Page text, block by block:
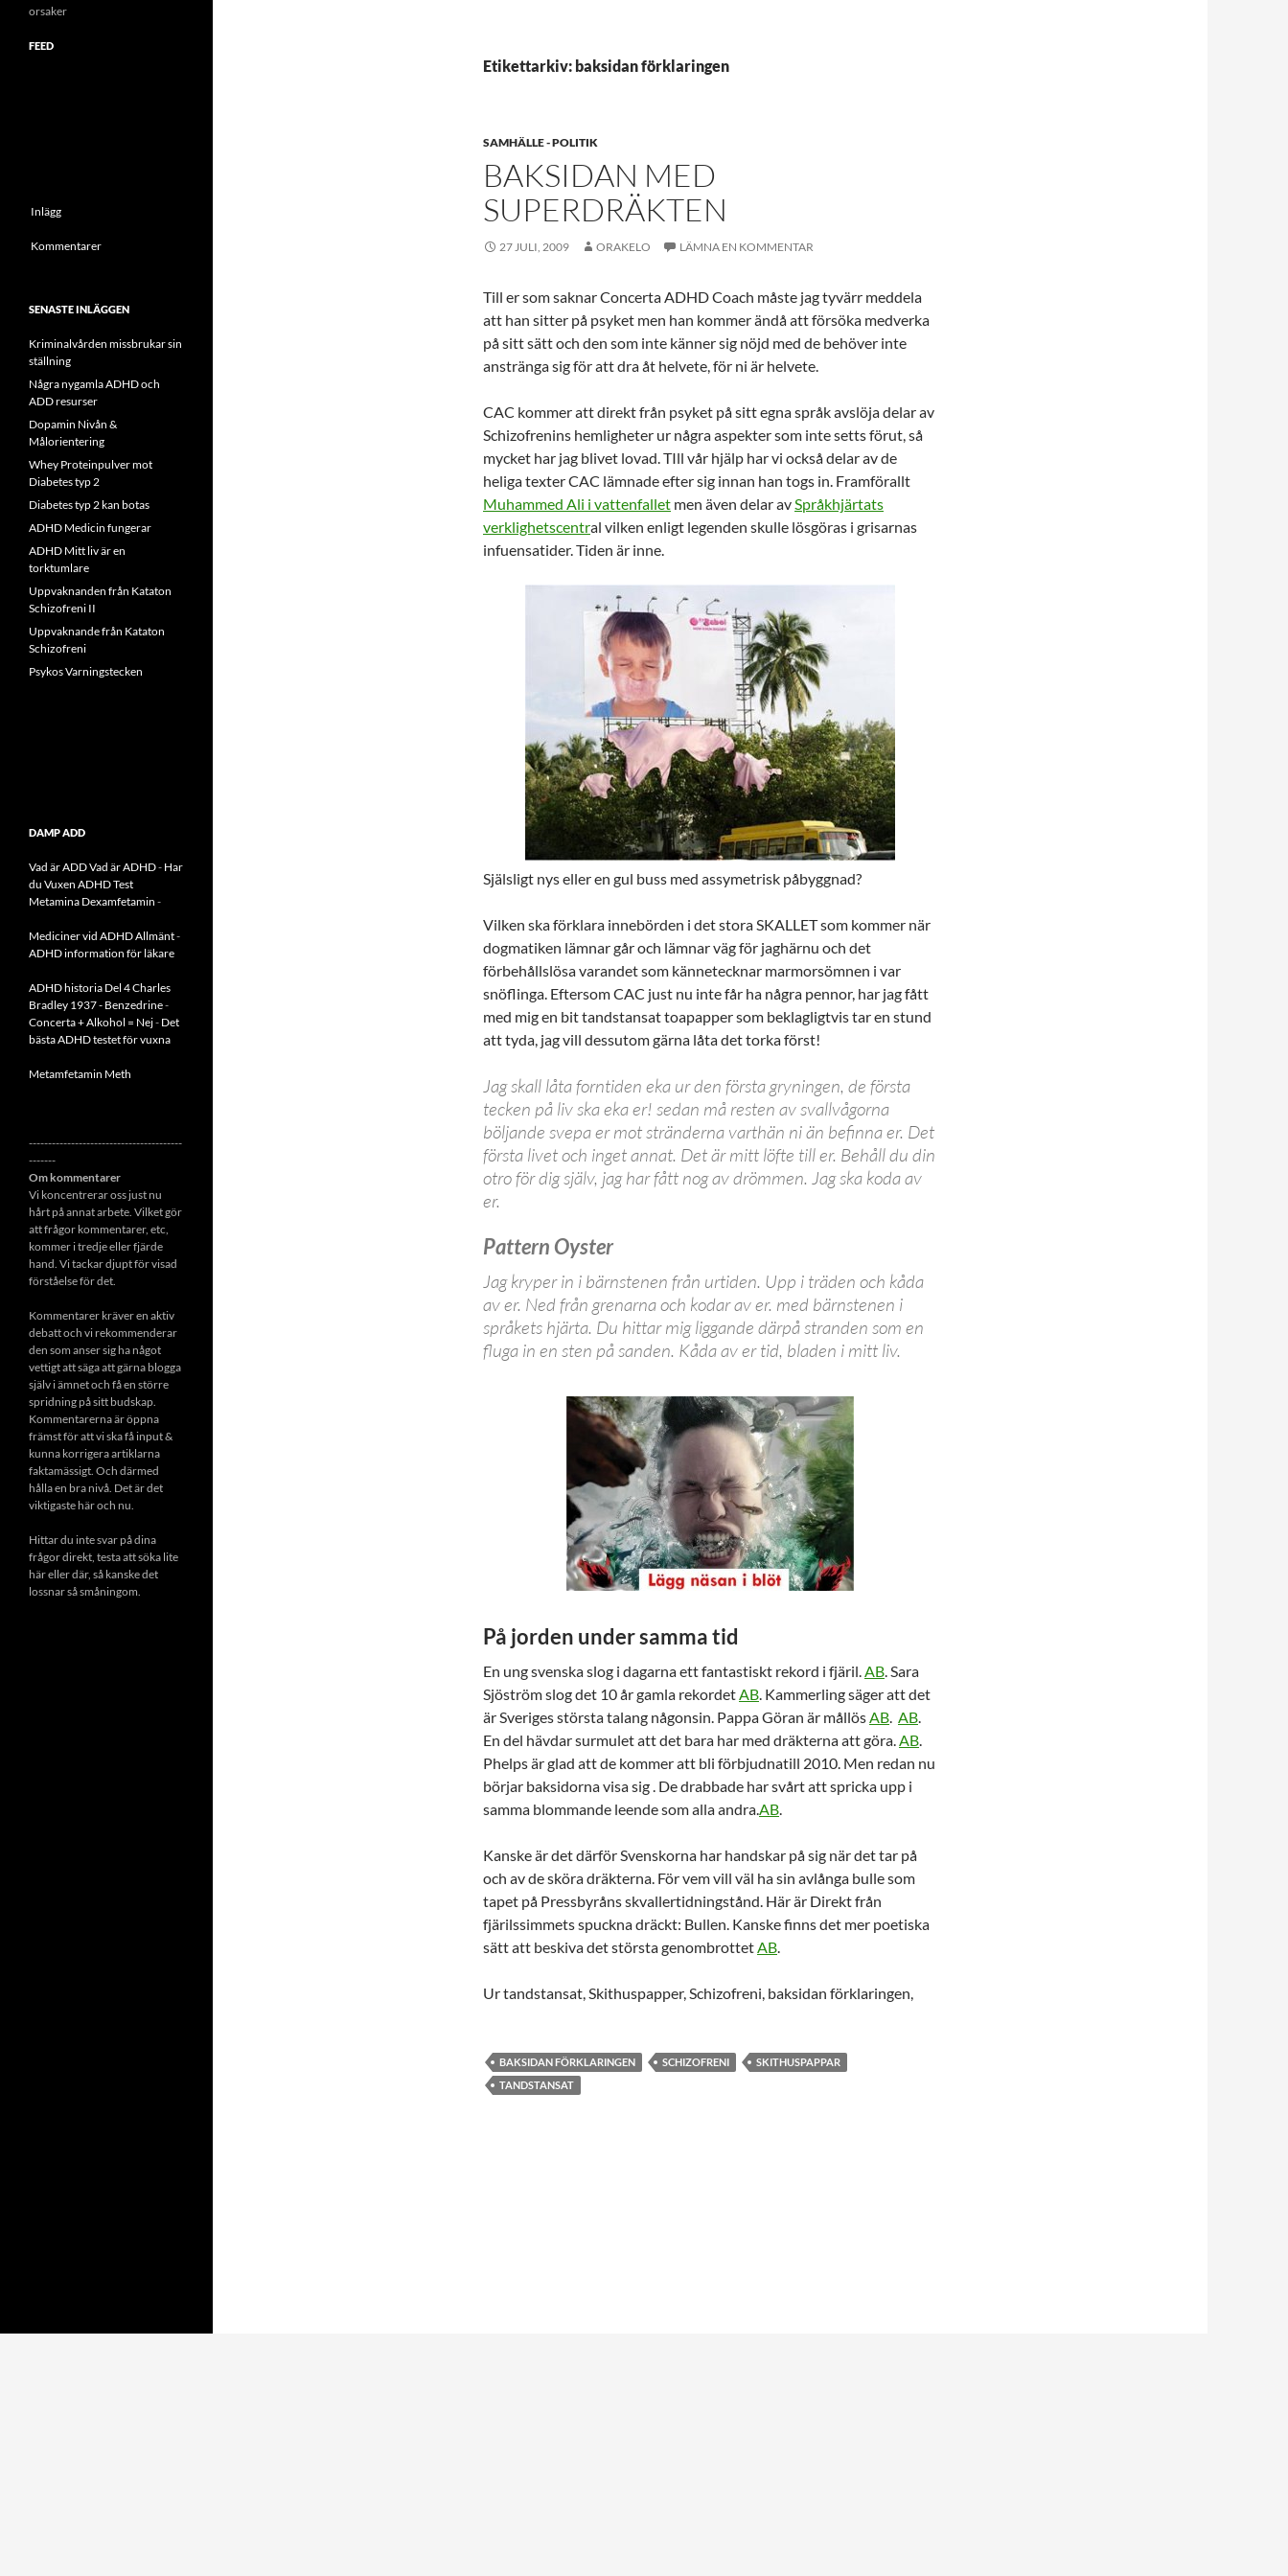
Etikettarkiv: baksidan förklaringen
SAMHÄLLE - POLITIK
BAKSIDAN MED
SUPERDRÄKTEN
27 JULI, 2009 ORAKELO LÄMNA EN KOMMENTAR
Till er som saknar Concerta ADHD Coach måste jag tyvärr meddela
att han sitter på psyket men han kommer ändå att försöka medverka
på sitt sätt och den som inte känner sig nöjd med de behöver inte
anstränga sig för att dra åt helvete, för ni är helvete.
CAC kommer att direkt från psyket på sitt egna språk avslöja delar av
Schizofrenins hemligheter ur några aspekter som inte setts förut, så
mycket har jag blivet lovad. TIll vår hjälp har vi också delar av de
heliga texter CAC lämnade efter sig innan han togs in. Framförallt
Muhammed Ali i vattenfallet men även delar avSpråkhjärtats
verklighetscentral vilken enligt legenden skulle lösgöras i grisarnas
infuensatider. Tiden är inne.
Själsligt nys eller en gul buss med assymetrisk påbyggnad?
Vilken ska förklara innebörden i det stora SKALLETsom kommer när
dogmatiken lämnar går och lämnar väg för jaghärnu och det
förbehållslösa varandet som kännetecknar marmorsömnen i var
snöflinga. Eftersom CAC just nu inte får ha några pennor, har jag fått
med mig en bit tandstansat toapapper som beklagligtvis tar en stund
att tyda, jag vill dessutom gärna låta det torka först!
Jag skall låta forntiden eka ur den första gryningen, de första
tecken på liv ska eka er! sedan må resten av svallvågorna
böljande svepa er mot stränderna varthän ni än befinna er. Det
första livet och inget annat. Det är mitt löfte till er. Behåll du din
otro för dig själv, jag har fått nog av drömmen. Jag ska koda av
er.
Pattern Oyster
Jag kryper in i bärnstenen från urtiden. Upp i träden och kåda
av er. Ned från grenarna och kodar av er. med bärnstenen i
språkets hjärta. Du hittar mig liggande därpå stranden som en
fluga in en sten på sanden. Kåda av er tid, bladen i mitt liv.
På jorden under samma tid
En ung svenska slog i dagarna ett fantastiskt rekord i fjäril.AB. Sara
Sjöström slog det 10 år gamla rekordetAB. Kammerling säger att det
är Sveriges största talang någonsin. Pappa Göran är mållösAB. AB.
En del hävdar surmulet att det bara har med dräkterna att göra.AB.
Phelps är glad att de kommer att bli förbjudnatill 2010. Men redan nu
börjar baksidorna visa sig . De drabbade har svårt att spricka upp i
samma blommande leende som alla andra.AB.
Kanske är det därför Svenskorna har handskar på sig när det tar på
och av de sköra dräkterna. För vem vill väl ha sin avlånga bulle som
tapet på Pressbyråns skvallertidningstånd. Här är Direkt från
fjärilssimmets spuckna dräckt: Bullen. Kanske finns det mer poetiska
sätt att beskiva det största genombrottetAB.
Ur tandstansat, Skithuspapper, Schizofreni, baksidan förklaringen,
BAKSIDAN FÖRKLARINGEN SCHIZOFRENI
SKITHUSPAPPAR
TANDSTANSAT
orsaker
FEED
Inlägg
Kommentarer
SENASTE INLÄGGEN
Kriminalvården missbrukar sin
ställning
Några nygamla ADHD och
ADD resurser
Dopamin Nivån &
Målorientering
Whey Proteinpulver mot
Diabetes typ 2
Diabetes typ 2 kan botas
ADHD Medicin fungerar
ADHD Mitt liv är en
torktumlare
Uppvaknanden från Kataton
Schizofreni II
Uppvaknande från Kataton
Schizofreni
Psykos Varningstecken
DAMP ADD
Vad är ADDVad är ADHD- Har
du Vuxen ADHD Test
Metamina Dexamfetamin -
Mediciner vid ADHD Allmänt-
ADHD information för läkare
ADHD historia Del 4 Charles
Bradley 1937 - Benzedrine-
Concerta + Alkohol = Nej- Det
bästa ADHD testet för vuxna
Metamfetamin Meth
----------------------------------------
-------
Om kommentarer
Vi koncentrerar oss just nu
hårt på annat arbete. Vilket gör
att frågor kommentarer, etc,
kommer i tredje eller fjärde
hand. Vi tackar djupt för visad
förståelse för det.
Kommentarer kräver en aktiv
debatt och vi rekommenderar
den som anser sig ha något
vettigt att säga att gärna blogga
själv i ämnet och få en större
spridning på sitt budskap.
Kommentarerna är öppna
främst för att vi ska få input &
kunna korrigera artiklarna
faktamässigt. Och därmed
hålla en bra nivå. Det är det
viktigaste här och nu.
Hittar du inte svar på dina
frågor direkt, testa att söka lite
här eller där, så kanske det
lossnar så småningom.